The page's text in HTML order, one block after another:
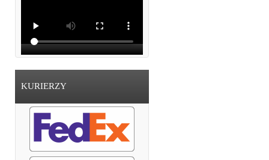
KURIERZY